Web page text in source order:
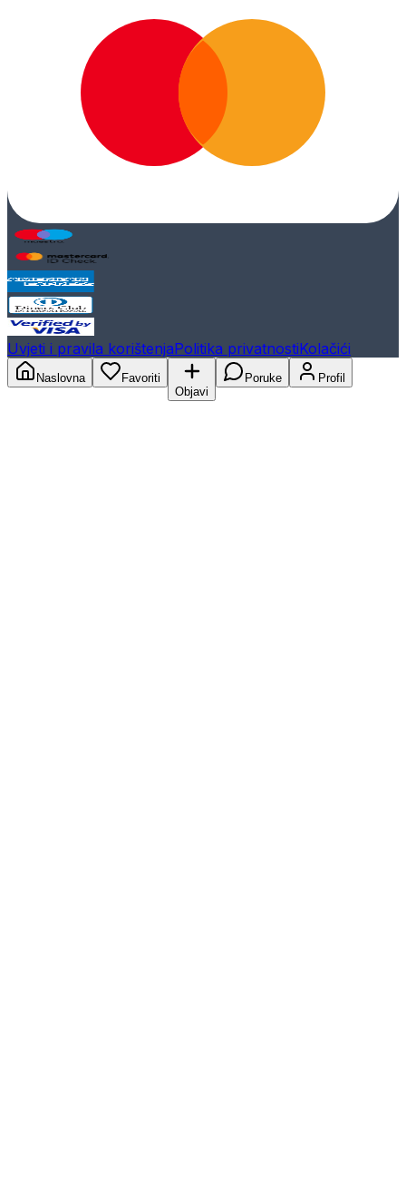
Uvjeti i pravila korištenjaPolitika privatnostiKolačići
Naslovna
Favoriti
Objavi
Poruke Profil